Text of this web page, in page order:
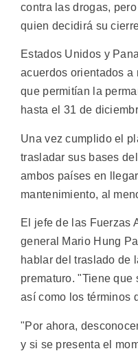
contra las drogas,
quien decidirá su
Estados Unidos y
acuerdos orientados a
que permitían la
hasta el 31 de
Una vez cumplido el
trasladar sus bases
ambos países en
mantenimiento, al
El jefe de las Fuerzas
general Mario Hung
hablar del traslado de
prematuro. "Tiene que
así como los términos
"Por ahora,
y si se presenta el